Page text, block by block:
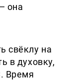
она
свёклу на
в духовку,
Время